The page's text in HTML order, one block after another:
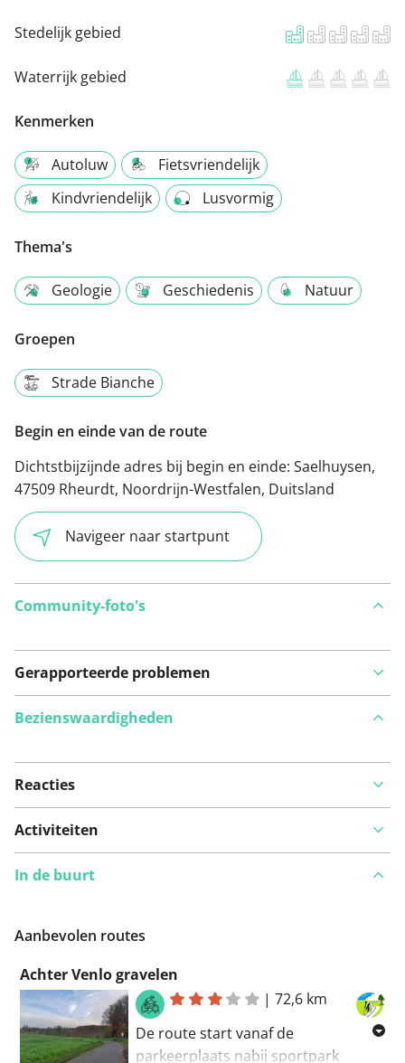
Stedelijk gebied
Waterrijk gebied
Kenmerken
Autoluw
Fietsvriendelijk
Kindvriendelijk
Lusvormig
Thema's
Geologie Geschiedenis Natuur
Groepen
Strade Bianche
Begin en einde van de route
Dichtstbijzijnde adres bij begin en einde: Saelhuysen,
47509 Rheurdt, Noordrijn-Westfalen, Duitsland
Navigeer naar startpunt
Community-foto's
Gerapporteerde problemen
Bekijk op kaart
Iets opgevallen op deze route?
Bezienswaardigheden
Reacties
Activiteiten
In de buurt
Aanbevolen routes
Achter Venlo gravelen
|72,6 km
De route start vanaf de
parkeerplaats nabij sportpark